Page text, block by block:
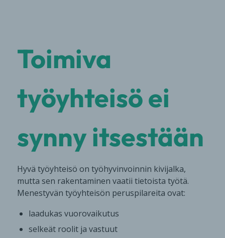
Toimiva
työyhteisö ei
synny itsestään
Hyvä työyhteisö on työhyvinvoinnin kivijalka,
mutta sen rakentaminen vaatii tietoista työtä.
Menestyvän työyhteisön peruspilareita ovat:
laadukas vuorovaikutus
selkeät roolit ja vastuut